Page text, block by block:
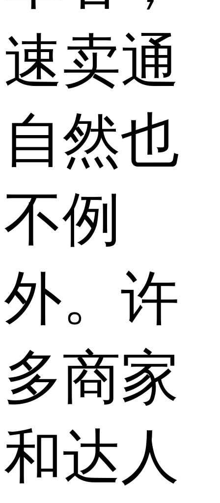
速卖通
自然也
不例
外。许
多商家
和达人